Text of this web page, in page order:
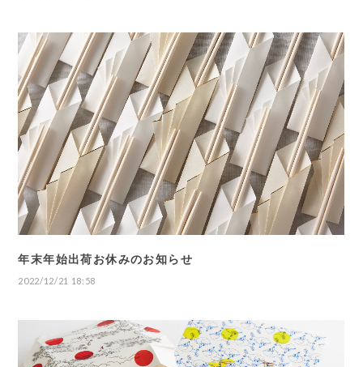
年末年始出荷お休みのお知らせ
2022/12/21 18:58